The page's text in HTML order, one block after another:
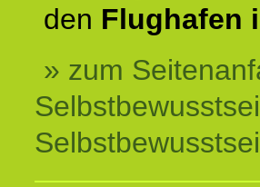
den Flughafen
» zum